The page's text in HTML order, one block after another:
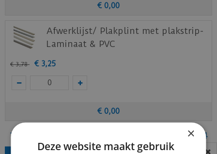
€ 0,00
Afwerklijst/ Plakplint met plakstrip-
Laminaat & PVC
€ 3,78 € 3,25
€ 0,00
Totaal (incl. BTW) 48, 04
×
Deze website maakt gebruik